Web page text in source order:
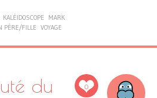
KALÉIDOSCOPE
MARK
PÈRE/FILLE VOYAGE
0
du